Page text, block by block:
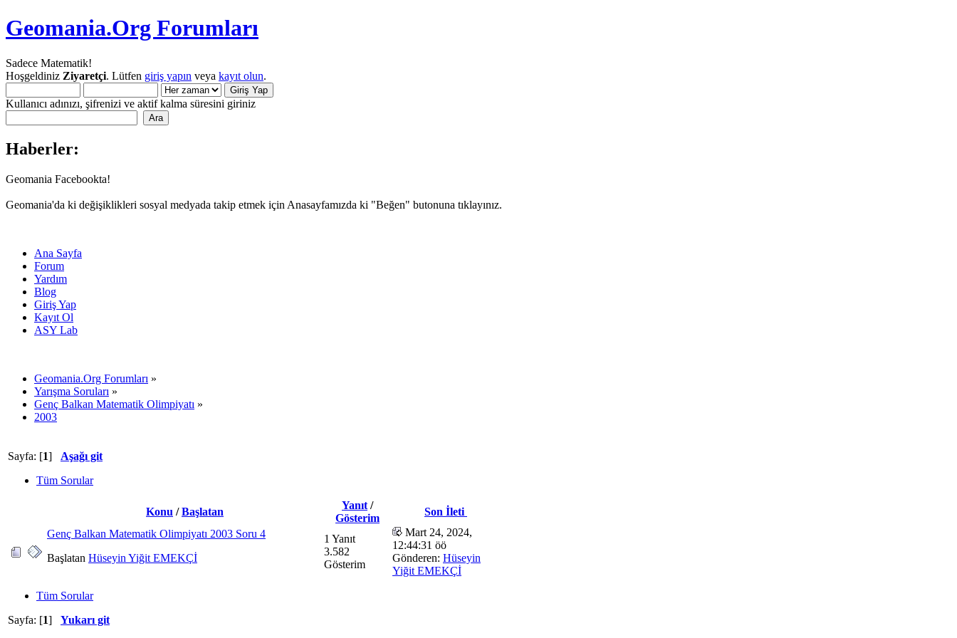
Geomania.Org Forumları
Sadece Matematik!
Hoşgeldiniz Ziyaretçi. Lütfen giriş yapın veya kayıt olun.
Kullanıcı adınızı, şifrenizi ve aktif kalma süresini giriniz
Haberler:
Geomania Facebookta!
Geomania'da ki değişiklikleri sosyal medyada takip etmek için Anasayfamızda ki "Beğen" butonuna tıklayınız.
Ana Sayfa
Forum
Yardım
Blog
Giriş Yap
Kayıt Ol
ASY Lab
Geomania.Org Forumları »
Yarışma Soruları »
Genç Balkan Matematik Olimpiyatı »
2003
Sayfa: [1] Aşağı git
Tüm Sorular
Konu /Başlatan
Yanıt /
Gösterim
Son İleti
Genç Balkan Matematik Olimpiyatı 2003 Soru 4
Başlatan Hüseyin Yiğit EMEKÇİ
1 Yanıt
3.582
Gösterim
Mart 24, 2024,
12:44:31 öö
Gönderen: Hüseyin
Yiğit EMEKÇİ
Tüm Sorular
Sayfa: [1] Yukarı git